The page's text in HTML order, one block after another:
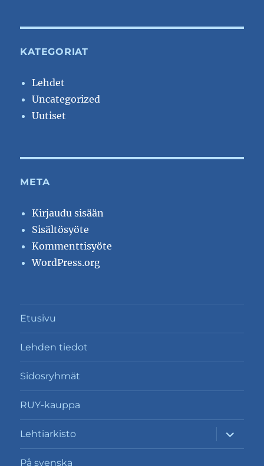
KATEGORIAT
Lehdet
Uncategorized
Uutiset
META
Kirjaudu sisään
Sisältösyöte
Kommenttisyöte
WordPress.org
Etusivu
Lehden tiedot
Sidosryhmät
RUY-kauppa
Lehtiarkisto
näytä
På svenska